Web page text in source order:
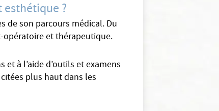
?
de son parcours médical. Du
opératoire et thérapeutique.
à l’aide d’outils et examens
plus haut dans les